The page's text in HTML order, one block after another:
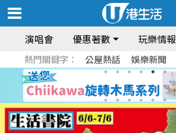
演唱會 優惠著數 玩樂情報
熱門關鍵字： 公屋熱話 娛樂新聞